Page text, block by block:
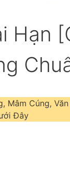
Hạn
Mâm Cúng,
Đây